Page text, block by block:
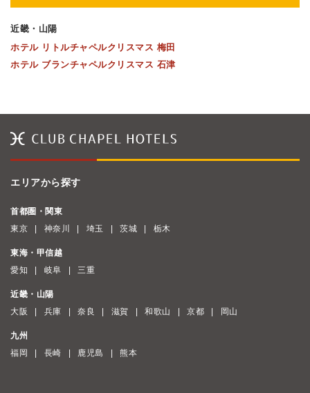
近畿・山陽
ホテル リトルチャペルクリスマス 梅田
ホテル ブランチャペルクリスマス 石津
エリアから探す
首都圏・関東
東京
神奈川 埼玉 茨城 栃木
東海・甲信越
愛知
岐阜 三重
近畿・山陽
大阪
兵庫 奈良 滋賀 和歌山 京都 岡山
九州
福岡
長崎 鹿児島 熊本